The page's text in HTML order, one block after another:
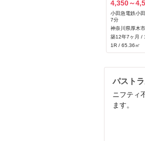
4,350～
小田急電鉄小
7分
神奈川県厚木
築12年7ヶ月 /
1R / 65.36㎡
パスト
ニフティ
ます。